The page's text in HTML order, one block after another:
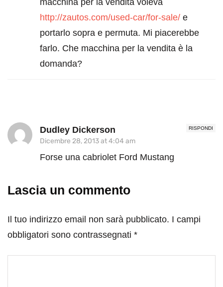
macchina per la vendita voleva
http://zautos.com/used-car/for-sale/ e
portarlo sopra e permuta. Mi piacerebbe
farlo. Che macchina per la vendita è la
domanda?
RISPONDI
Dudley Dickerson
Dicembre 28, 2013 at 4:04 am
Forse una cabriolet Ford Mustang
Lascia un commento
Il tuo indirizzo email non sarà pubblicato. I campi
obbligatori sono contrassegnati *